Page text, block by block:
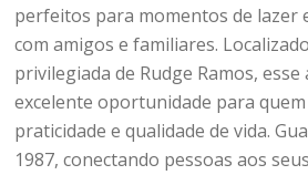
perfeitos para momentos de lazer
com amigos e familiares.
privilegiada de Rudge Ramos,
excelente oportunidade para
praticidade e qualidade de vida.
1987, conectando pessoas aos